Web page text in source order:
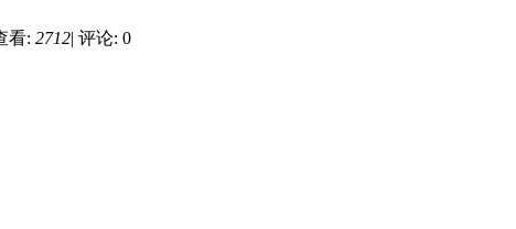
看: 2712| 评论: 0